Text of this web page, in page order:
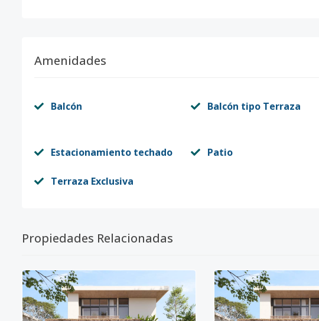
Amenidades
Balcón Balcón tipo Terraza
Estacionamiento techado Patio
Terraza Exclusiva
Propiedades Relacionadas